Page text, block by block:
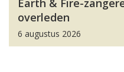
Earth & Fire-
overleden
6 augustus 2026